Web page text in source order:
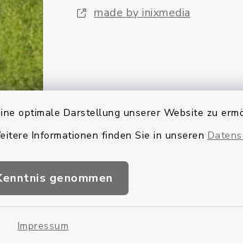
optimale Darstellung unserer Website zu
Informationen finden Sie in unseren
genommen
Impressum
made by inixmedia